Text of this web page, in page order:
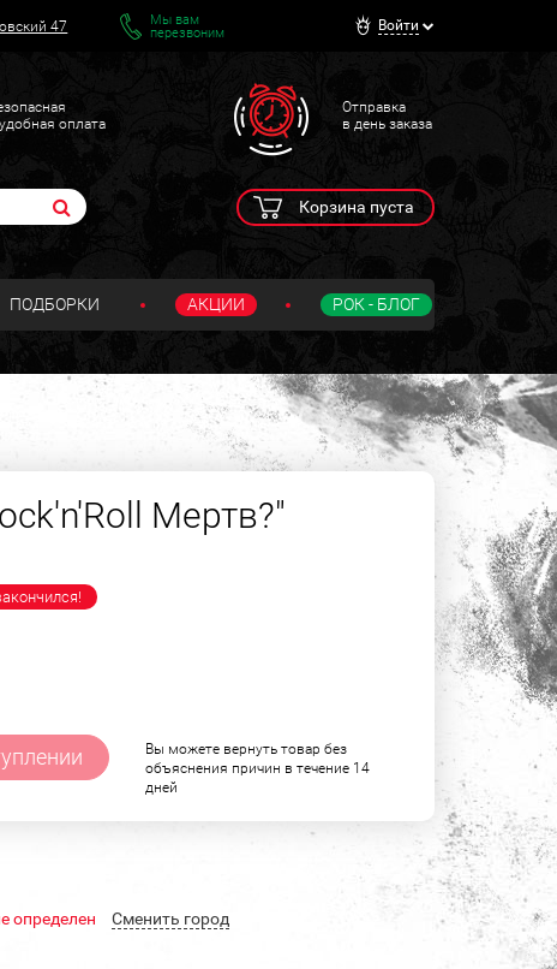
47
Мы вам
перезвоним
Войти
оплата
Отправка
в день заказа
Корзина пуста
ПОДБОРКИ АКЦИИ РОК - БЛОГ
Мертв?"
Вы можете вернуть товар без
объяснения причин в течение 14
дней
определен Cменить город